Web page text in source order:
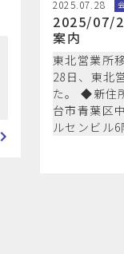
2025.07.28
2025/07/
案内
東北営業所
28日、東北
た。 ◆新住
台市青葉区
ルセンビル